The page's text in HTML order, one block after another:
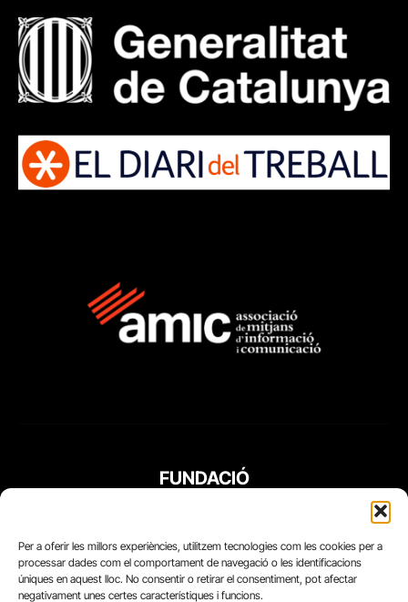
Per a oferir les millors experiències, utilitzem tecnologies com les cookies per a
processar dades com el comportament de navegació o les identificacions
úniques en aquest lloc. No consentir o retirar el consentiment, pot afectar
negativament unes certes característiques i funcions.
FUNDACIÓ